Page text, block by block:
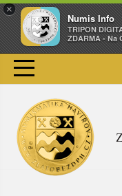
×
Numis Info
TRIPON
ZDARMA - Na